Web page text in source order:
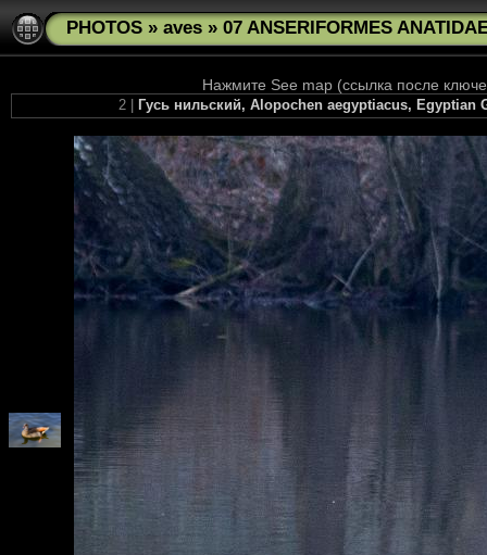
PHOTOS » aves » 07 ANSERIFORMES
Нажмите See map (ссылка после
2 | Гусь нильский, Alopochen aegyptiacus,